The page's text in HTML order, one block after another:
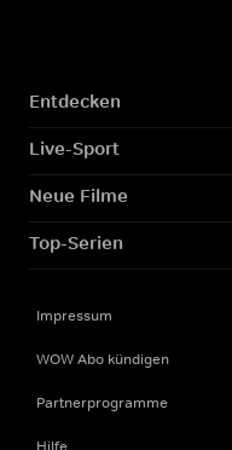
Entdecken
Live-Sport
Neue Filme
Top-Serien
Impressum
WOW Abo kündigen
Partnerprogramme